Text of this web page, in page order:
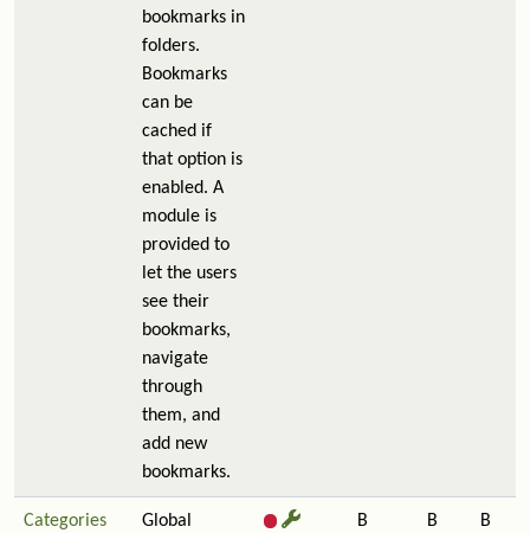
bookmarks in
folders.
Bookmarks
can be
cached if
that option is
enabled. A
module is
provided to
let the users
see their
bookmarks,
navigate
through
them, and
add new
bookmarks.
Categories Global B B B